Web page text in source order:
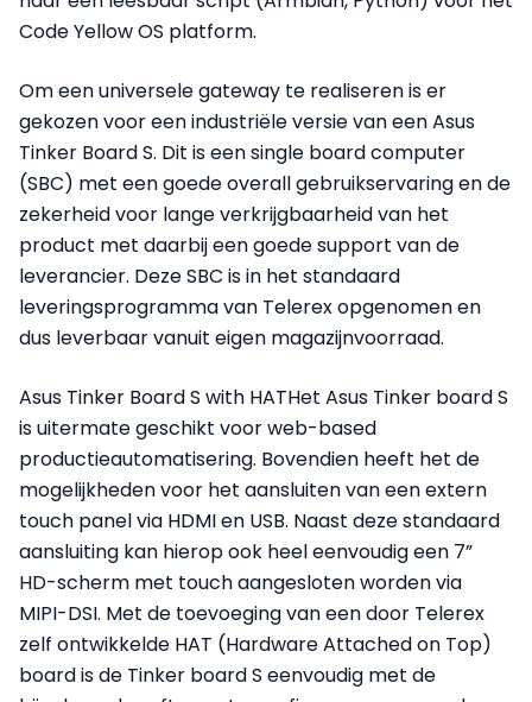
Code Yellow OS platform.
Om een universele gateway te realiseren is er
gekozen voor een industriële versie van een Asus
Tinker Board S. Dit is een single board computer
(SBC) met een goede overall gebruikservaring en de
zekerheid voor lange verkrijgbaarheid van het
product met daarbij een goede support van de
leverancier. Deze SBC is in het standaard
leveringsprogramma van Telerex opgenomen en
dus leverbaar vanuit eigen magazijnvoorraad.
Asus Tinker Board S with HATHet Asus Tinker board S
is uitermate geschikt voor web-based
productieautomatisering. Bovendien heeft het de
mogelijkheden voor het aansluiten van een extern
touch panel via HDMI en USB. Naast deze standaard
aansluiting kan hierop ook heel eenvoudig een 7”
HD-scherm met touch aangesloten worden via
MIPI-DSI. Met de toevoeging van een door Telerex
zelf ontwikkelde HAT (Hardware Attached on Top)
board is de Tinker board S eenvoudig met de